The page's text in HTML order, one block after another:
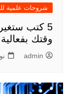
شروحات علمية
5 كتب
وقتك بفعالية
admin